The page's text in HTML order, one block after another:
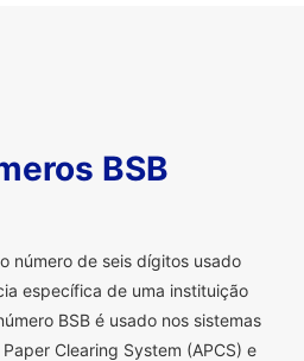
BSB
número de seis dígitos usado
específica de uma instituição
BSB é usado nos sistemas
Clearing System (APCS) e